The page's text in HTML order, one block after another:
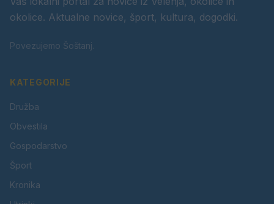
okolice. Aktualne novice, šport, kultura, dogodki.
Povezujemo Šoštanj.
KATEGORIJE
Družba
Obvestila
Gospodarstvo
Šport
Kronika